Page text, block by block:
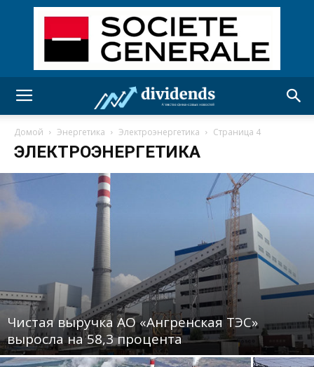
Домой Энергетика Электроэнергетика Страница 4
ЭЛЕКТРОЭНЕРГЕТИКА
Чистая выручка АО «Ангренская ТЭС»
выросла на 58,3 процента